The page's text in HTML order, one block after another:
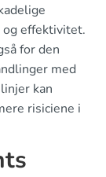
og effektivitet.
for den
med
kan
risiciene i